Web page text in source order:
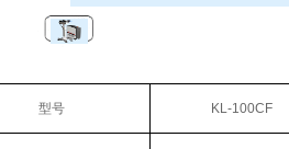
型号 KL-100CF